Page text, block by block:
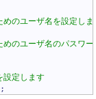
;